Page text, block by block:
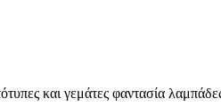
και γεμάτες φαντασία